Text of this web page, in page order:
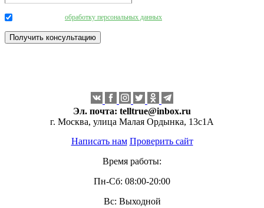
обработку персональных данных
Эл. почта: telltrue@inbox.ru
г. Москва, улица Малая Ордынка, 13с1А
Написать нам Проверить сайт
Время работы:
Пн-Сб: 08:00-20:00
Вс: Выходной